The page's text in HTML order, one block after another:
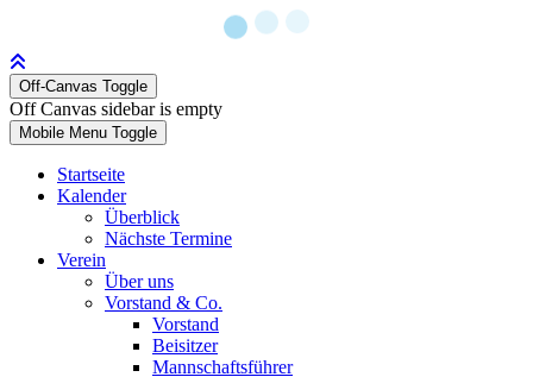
Off-Canvas Toggle
Off Canvas sidebar is empty
Mobile Menu Toggle
Startseite
Kalender
Überblick
Nächste Termine
Verein
Über uns
Vorstand & Co.
Vorstand
Beisitzer
Mannschaftsführer